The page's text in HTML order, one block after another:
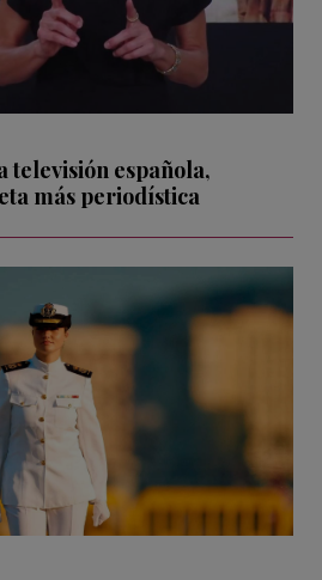
televisión española,
más periodística